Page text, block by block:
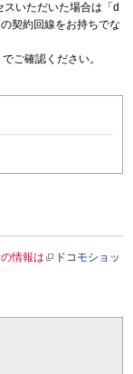
いただいた場合は「d
契約回線をお持ちでな
でご確認ください。
情報は
ドコモショッ